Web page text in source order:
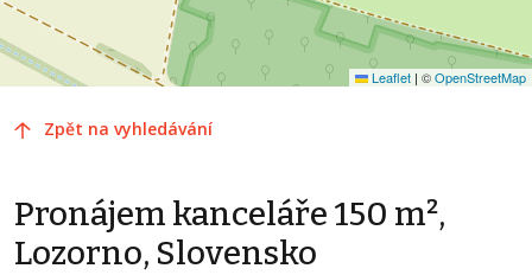
Leaflet | ©OpenStreetMap
Zpět na vyhledávání
Pronájem kanceláře 150 m²,
Lozorno, Slovensko